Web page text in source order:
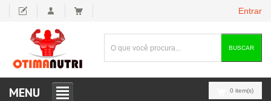
Entrar
BUSCAR
0 item(s)
MENU